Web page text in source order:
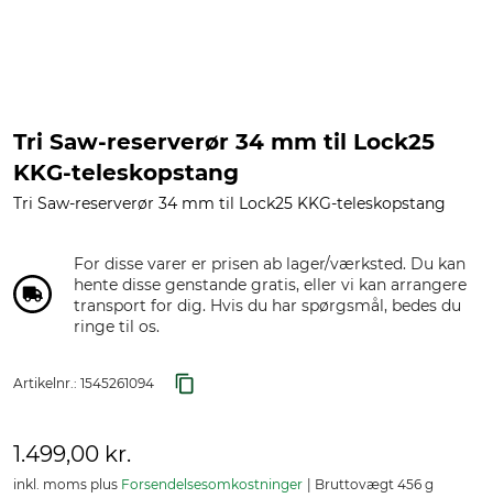
Tri Saw-reserverør 34 mm til Lock25
KKG-teleskopstang
Tri Saw-reserverør 34 mm til Lock25 KKG-teleskopstang
For disse varer er prisen ab lager/værksted. Du kan
hente disse genstande gratis, eller vi kan arrangere
transport for dig. Hvis du har spørgsmål, bedes du
ringe til os.
Artikelnr.: 1545261094
1.499,00 kr.
inkl. moms plus Forsendelsesomkostninger Bruttovægt 456 g